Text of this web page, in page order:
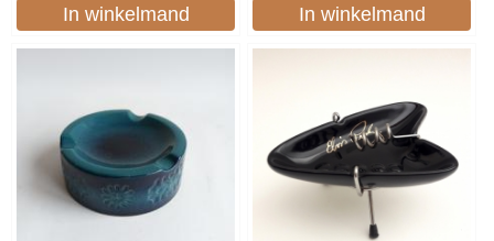
In winkelmand In winkelmand